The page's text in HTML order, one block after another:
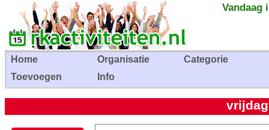
Vandaag
Home Organisatie
Categorie
Toevoegen
Info